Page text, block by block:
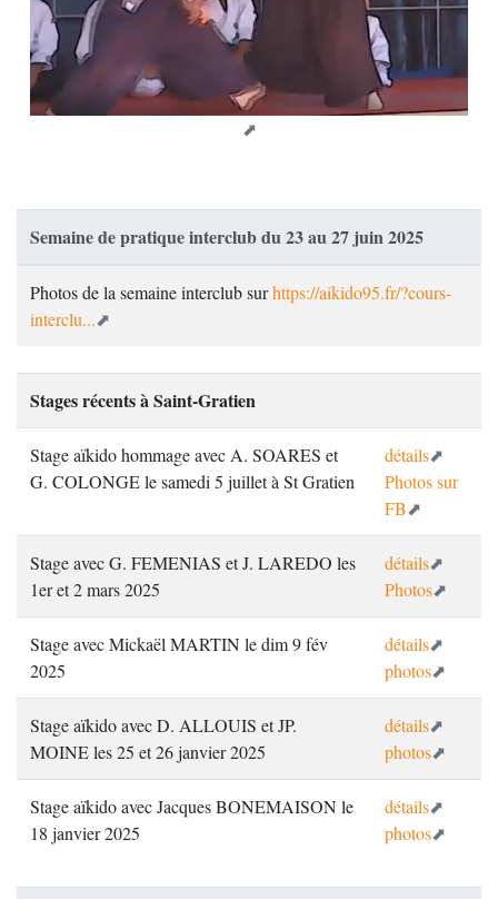
Semaine de pratique interclub du 23 au 27 juin 2025
Photos de la semaine interclub surhttps://aikido95.fr/?cours-
interclu...
Stages récents à Saint-Gratien
Stage aïkido hommage avec A. SOARES et
G. COLONGE le samedi 5 juillet à St Gratien
détails
Photos sur
FB
Stage avec G. FEMENIAS et J. LAREDO les
1er et 2 mars 2025
détails
Photos
Stage avec Mickaël MARTIN le dim 9 fév
2025
détails
photos
Stage aïkido avec D. ALLOUIS et JP.
MOINE les 25 et 26 janvier 2025
détails
photos
Stage aïkido avec Jacques BONEMAISON le
18 janvier 2025
détails
photos